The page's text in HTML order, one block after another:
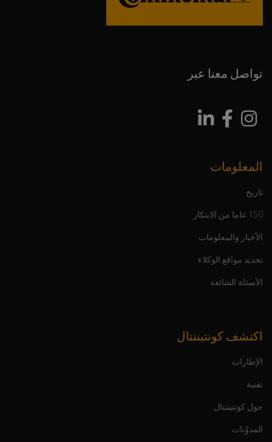
تواصل معنا عبر
المعلومات
تاريخ
150 عاما من الابتكار
الأخبار والمعلومات
تحديد مواقع الوكلاء
الأسئلة الشائعة
اكتشف كونتيننتال
الإطارات
تقنية
حول كونتيننتال
المدوَّنات